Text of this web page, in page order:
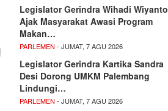
Legislator Gerindra Wihadi Wiyanto
Ajak Masyarakat Awasi Program
Makan…
PARLEMEN - JUMAT, 7 AGU 2026
Legislator Gerindra Kartika Sandra
Desi Dorong UMKM Palembang
Lindungi…
PARLEMEN - JUMAT, 7 AGU 2026